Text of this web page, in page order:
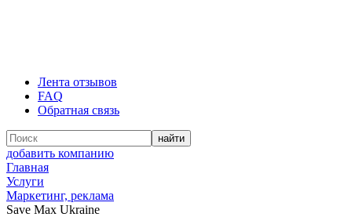
Лента отзывов
FAQ
Обратная связь
добавить компанию
Главная
Услуги
Маркетинг, реклама
Save Max Ukraine